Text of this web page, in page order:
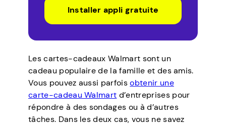
Installer appli gratuite
Les cartes-cadeaux Walmart sont un
cadeau populaire de la famille et des amis.
Vous pouvez aussi parfoisobtenir une
carte-cadeau Walmart d’entreprises pour
répondre à des sondages ou à d’autres
tâches. Dans les deux cas, vous ne savez